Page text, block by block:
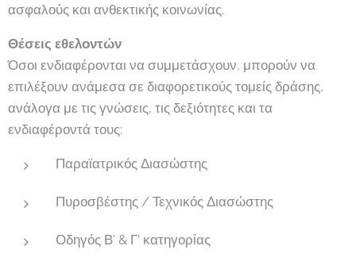
ασφαλούς και ανθεκτικής κοινωνίας.
Θέσεις εθελοντών
Όσοι ενδιαφέρονται να συμμετάσχουν, μπορούν να
επιλέξουν ανάμεσα σε διαφορετικούς τομείς δράσης,
ανάλογα με τις γνώσεις, τις δεξιότητες και τα
ενδιαφέροντά τους:
Παραϊατρικός Διασώστης
Πυροσβέστης / Τεχνικός Διασώστης
Οδηγός Β' & Γ' κατηγορίας